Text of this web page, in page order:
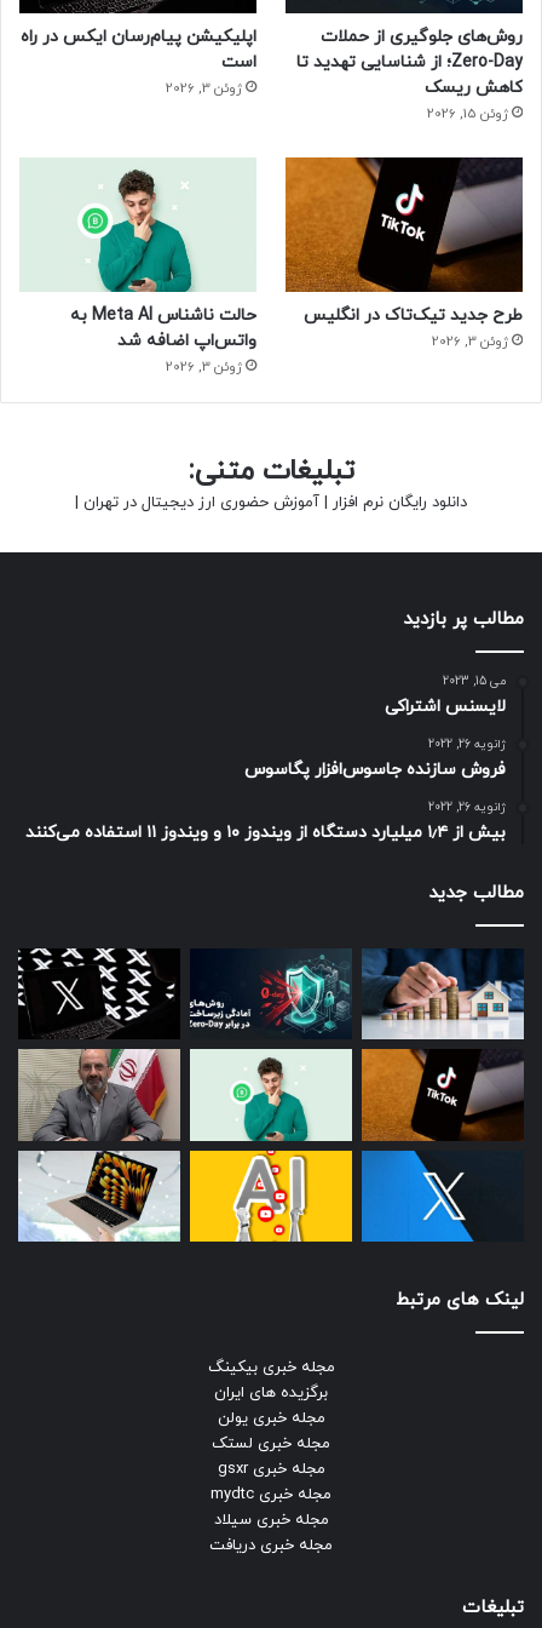
منبع : زومیت
روش‌های جلوگیری از حملات
Zero-Day؛ از شناسایی تهدید تا
کاهش ریسک
ژوئن 15, 2026
اپلیکیشن پیام‌رسان ایکس در راه
است
ژوئن 3, 2026
طرح جدید تیک‌تاک در انگلیس
ژوئن 3, 2026
حالت ناشناس Meta AI به
واتس‌اپ اضافه شد
ژوئن 3, 2026
تبلیغات متنی:
دانلود رایگان نرم افزار | آموزش حضوری ارز دیجیتال در تهران |
مطالب پر بازدید
می 15, 2023
لایسنس اشتراکی
ژانویه 26, 2022
فروش سازنده جاسوس‌افزار پگاسوس
ژانویه 26, 2022
بیش از ۱٫۴ میلیارد دستگاه از ویندوز ۱۰ و ویندوز ۱۱ استفاده می‌کنند
مطالب جدید
لینک های مرتبط
مجله خبری بیکینگ
برگزیده های ایران
مجله خبری یولن
مجله خبری لستک
مجله خبری gsxr
مجله خبری mydtc
مجله خبری سیلاد
مجله خبری دریافت
تبلیغات